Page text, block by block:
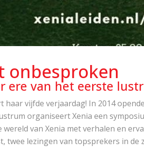
onbesproken
ere van het eerste
haar vijfde verjaardag! In 2014
organiseert Xenia een
wereld van Xenia met verhalen en
twee lezingen van topsprekers in